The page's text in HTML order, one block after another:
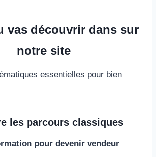
vas découvrir dans sur
notre site
essentielles pour bien
les parcours classiques
pour devenir vendeur